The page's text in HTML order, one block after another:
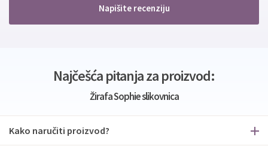
Napišite recenziju
Najčešća pitanja za proizvod:
Žirafa Sophie slikovnica
Kako naručiti proizvod?